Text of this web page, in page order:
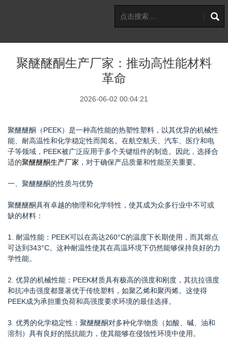
聚醚醚酮生产厂家：推动高性能材料
革命
2026-06-02 00:04:21
聚醚醚酮（PEEK）是一种高性能的热塑性塑料，以其优异的机械性
能、耐高温性和化学稳定性而闻名。在航空航天、汽车、医疗和电
子等领域，PEEK被广泛应用于多个关键组件的制造。因此，选择合
适的聚醚醚酮生产厂家 ，对于确保产品质量和性能至关重要。
一、聚醚醚酮的性质与优势
聚醚醚酮具有卓越的物理和化学特性，使其成为众多行业中不可或
缺的材料：
1. 耐温性能：PEEK可以在高达260°C的温度下长期使用，而其熔点
可达到343°C。这种耐温性使其在高温环境下仍然能够保持良好的力
学性能。
2. 优异的机械性能：PEEK材质具有极高的强度和刚度，其抗拉强度
和抗冲击强度都显著优于传统塑料，如聚乙烯和聚丙烯。这使得
PEEK成为承担重负荷和高强度要求环境的最佳选择。
3. 优秀的化学稳定性：聚醚醚酮对多种化学物质（如酸、碱、油和
溶剂）具有良好的抵抗能力，使其能够在侵蚀性环境中使用。